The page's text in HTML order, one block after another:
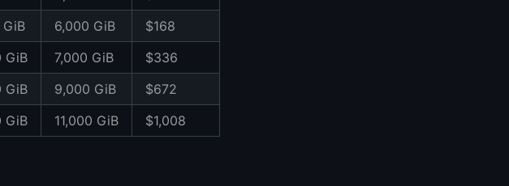
GiB 6,000 GiB
$168
GiB 7,000 GiB
$336
GiB 9,000 GiB
$672
GiB 11,000 GiB $1,008